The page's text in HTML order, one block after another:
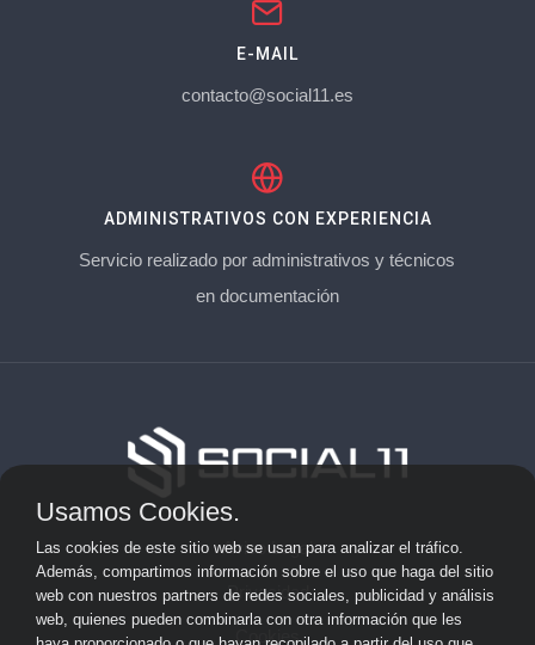
E-MAIL
contacto@social11.es
ADMINISTRATIVOS CON EXPERIENCIA
Servicio realizado por administrativos y técnicos
en documentación
Aviso Legal
Privacidad
Cookies
Usamos Cookies.
Las cookies de este sitio web se usan para analizar el tráfico.
Además, compartimos información sobre el uso que haga del sitio
web con nuestros partners de redes sociales, publicidad y análisis
web, quienes pueden combinarla con otra información que les